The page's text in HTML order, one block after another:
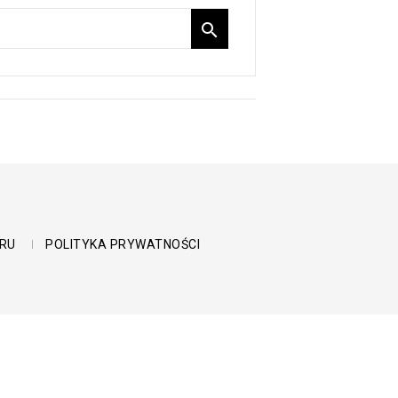

POLITYKA PRYWATNOŚCI